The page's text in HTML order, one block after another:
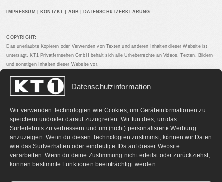
Datenschutzinformation
Wir verwenden Technologien wie Cookies, um Geräteinformationen zu
speichern und/oder darauf zuzugreifen. Wir tun dies, um das
Surferlebnis zu verbessern und um (nicht) personalisierte Werbung
anzuzeigen. Wenn du diesen Technologien zustimmst, können wir Daten
wie das Surfverhalten oder eindeutige IDs auf dieser Website
verarbeiten. Wenn du deine Zustimmung nicht erteilst oder zurückziehst,
können bestimmte Funktionen beeinträchtigt werden.
IMPRESSUM KONTAKT AGB DATENSCHUTZERKLÄRUNG
COPYRIGHT:
Das unerlaubte Kopieren oder Verwenden von Texten und anderen Inhalten dieser Website ist
untersagt. KT1 Privatfernsehen GmbH behält sich alle Urheberrechte an Videos, Texten, Bildern
und sonstigen Inhalten dieser Website vor.
PARTNERLINKS: